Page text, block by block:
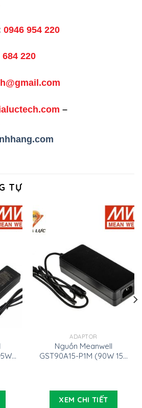
0946 954 220
684 220
–
TỰ
ADAPTOR
Nguồn Meanwell
GST90A15-P1M (90W 15V
XEM CHI TIẾT